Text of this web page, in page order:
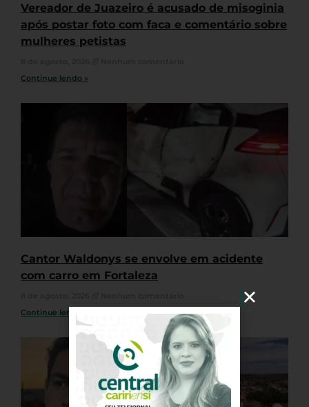
Vereador de Juazeiro é acusado de misoginia
após postar foto com faca e comentário sobre
mulheres petistas
Continue lendo »
Cantor Waldonys se envolve em acidente
com carro em Fortaleza
Continue lendo »